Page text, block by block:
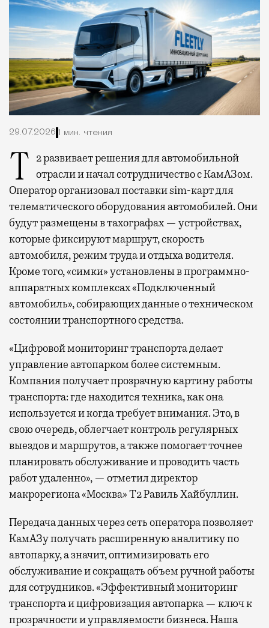
29.07.2026 1 мин. чтения
Т2 развивает решения для автомобильной отрасли и начал сотрудничество с КамАЗом.
Оператор организовал поставки sim-карт для
телематического оборудования автомобилей. Они
будут размещены в тахографах — устройствах,
которые фиксируют маршрут, скорость
автомобиля, режим труда и отдыха водителя.
Кроме того, «симки» установлены в программно-
аппаратных комплексах «Подключенный
автомобиль», собирающих данные о техническом
состоянии транспортного средства.
«Цифровой мониторинг транспорта делает
управление автопарком более системным.
Компания получает прозрачную картину работы
транспорта: где находится техника, как она
используется и когда требует внимания. Это, в
свою очередь, облегчает контроль регулярных
выездов и маршрутов, а также помогает точнее
планировать обслуживание и проводить часть
работ удаленно», — отметил директор
макрорегиона «Москва» Т2 Равиль Хайбуллин.
Передача данных через сеть оператора позволяет
КамАЗу получать расширенную аналитику по
автопарку, а значит, оптимизировать его
обслуживание и сокращать объем ручной работы
для сотрудников. «Эффективный мониторинг
транспорта и цифровизация автопарка — ключ к
прозрачности и управляемости бизнеса. Наша